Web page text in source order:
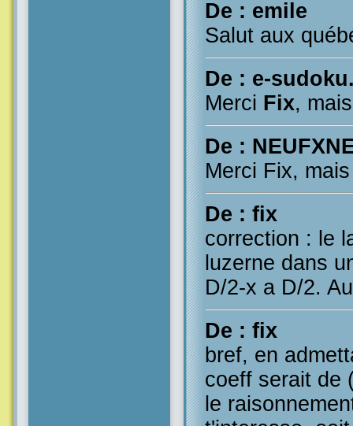
De : emile
Salut aux
De : e-
Merci Fix,
De :
Merci Fix,
De : fix
correction : le
luzerne dans
D/2-x a D/2.
De : fix
bref, en
coeff serait de
le